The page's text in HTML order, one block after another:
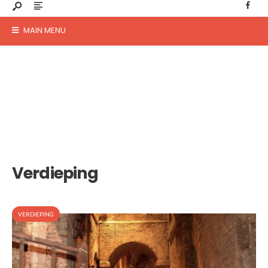
MAIN MENU
Verdieping
VERDIEPING